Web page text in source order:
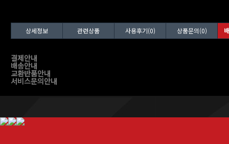
상세정보 관련상품 사용후기(0) 상품문의(0)
결제안내
배송안내
교환반품안내
서비스문의안내